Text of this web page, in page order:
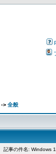
-> 全般
記事の件名: Windows